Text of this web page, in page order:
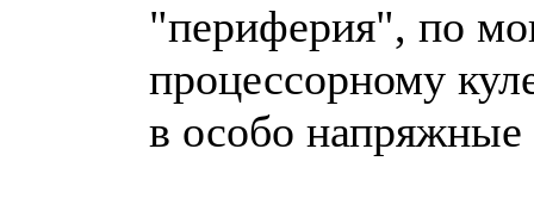
"периферия", по
процессорному
в особо